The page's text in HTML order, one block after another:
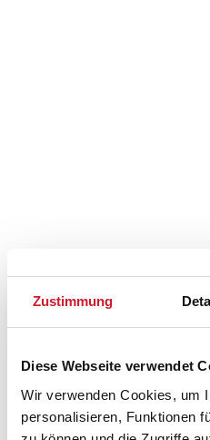
Zustimmung
Diese Webseite verwendet
Wir verwenden Cookies, um
personalisieren, Funktionen
Belegungskalender
Reisedauer auswählen
Anzahl Reisende